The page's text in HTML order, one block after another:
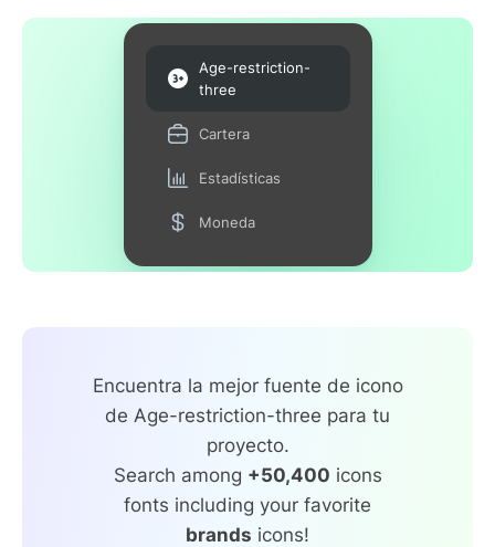
Age-restriction-
three
Cartera
Estadísticas
Moneda
Encuentra la mejor fuente de icono
de Age-restriction-three para tu
proyecto.
Search among +50,400 icons
fonts including your favorite
brands icons!